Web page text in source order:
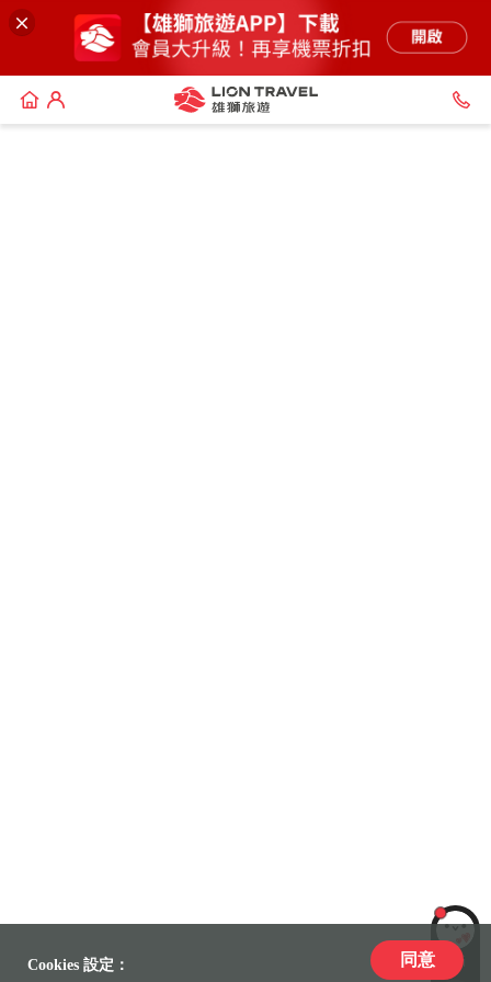
LiLi
Cookies 設定： 同意